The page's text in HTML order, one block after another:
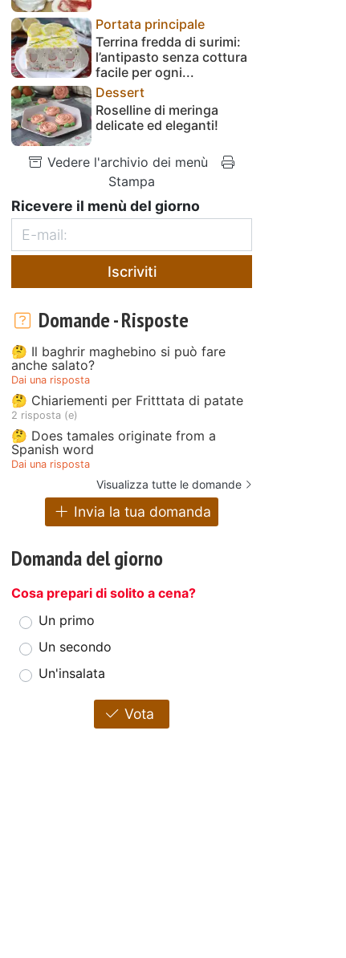
Portata principale
Terrina fredda di surimi:
l’antipasto senza cottura
facile per ogni...
Dessert
Roselline di meringa
delicate ed eleganti!
Vedere l'archivio dei menù
Stampa
Ricevere il menù del giorno
Iscriviti
Domande - Risposte
🤔 Il baghrir maghebino si può fare
anche salato?
Dai una risposta
🤔 Chiariementi per Fritttata di patate
2 risposta (e)
🤔 Does tamales originate from a
Spanish word
Dai una risposta
Visualizza tutte le domande
Invia la tua domanda
Domanda del giorno
Cosa prepari di solito a cena?
Un primo
Un secondo
Un'insalata
Vota